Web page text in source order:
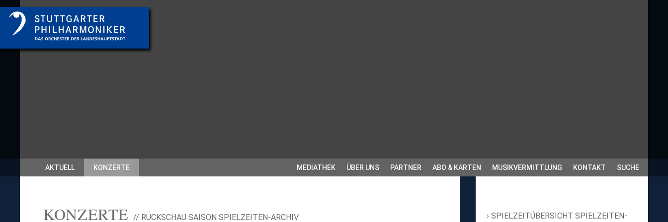
AKTUELL KONZERTE MEDIATHEK ÜBER UNS PARTNER ABO & KARTEN MUSIKVERMITTLUNG KONTAKT SUCHE
KONZERTE // RÜCKSCHAU SAISON SPIELZEITEN-ARCHIV
SPIELZEITÜBERSICHT SPIELZEITEN-